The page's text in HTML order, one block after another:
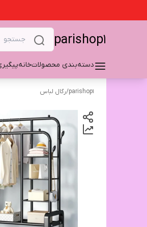
parishop1
دسته‌بندی محصولاتخانه
parishop1
/رگال لباس